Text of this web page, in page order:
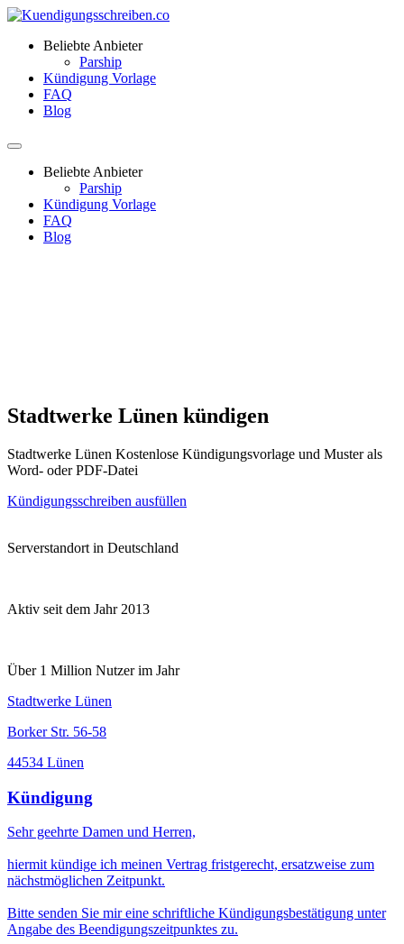
Beliebte Anbieter
Parship
Kündigung Vorlage
FAQ
Blog
Beliebte Anbieter
Parship
Kündigung Vorlage
FAQ
Blog
Stadtwerke Lünen kündigen
Stadtwerke Lünen Kostenlose Kündigungsvorlage und Muster als
Word- oder PDF-Datei
Kündigungsschreiben ausfüllen
Serverstandort in Deutschland
Aktiv seit dem Jahr 2013
Über 1 Million Nutzer im Jahr
Stadtwerke Lünen
Borker Str. 56-58
44534 Lünen
Kündigung
Sehr geehrte Damen und Herren,
hiermit kündige ich meinen Vertrag fristgerecht, ersatzweise zum
nächstmöglichen Zeitpunkt.
Bitte senden Sie mir eine schriftliche Kündigungsbestätigung unter
Angabe des Beendigungszeitpunktes zu.